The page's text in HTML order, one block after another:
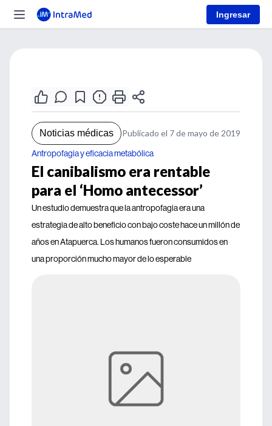
Ingresar
Noticias médicas Publicado el 7 de mayo de 2019
Antropofagia y eficacia metabólica
El canibalismo era rentable
para el ‘Homo antecessor’
Un estudio demuestra que la antropofagia era una
estrategia de alto beneficio con bajo coste hace un millón de
años en Atapuerca. Los humanos fueron consumidos en
una proporción mucho mayor de lo esperable